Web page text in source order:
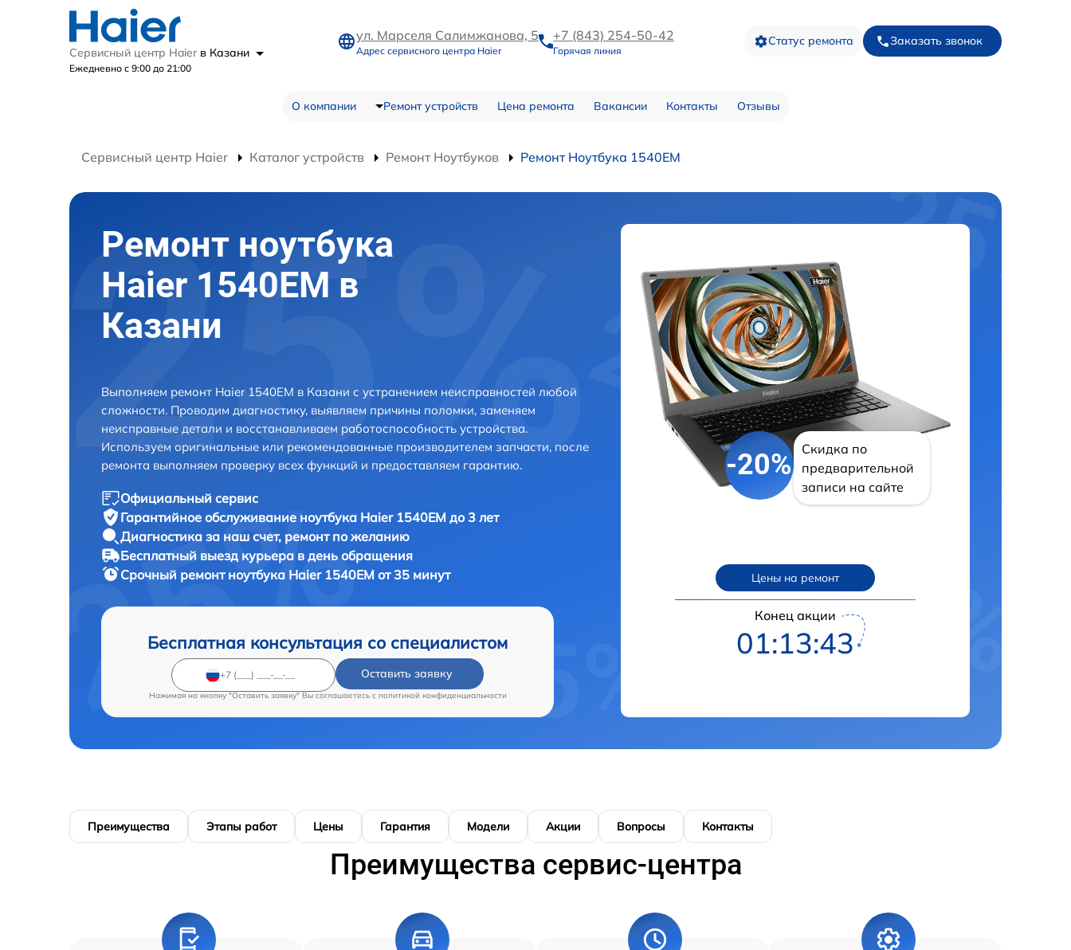
Сервисный центр Haier в Казани
Ежедневно с 9:00 до 21:00
ул. Марселя Салимжанова, 5
Адрес сервисного центра Haier
+7 (843) 254-50-42
Горячая линия
Статус ремонта Заказать звонок
О компании Ремонт устройств Цена ремонта Вакансии Контакты Отзывы
Сервисный центр Haier Каталог устройств Ремонт Ноутбуков Ремонт Ноутбука 1540EM
Ремонт ноутбука
Haier 1540EM в
Казани
Выполняем ремонт Haier 1540EM в Казани с устранением неисправностей любой
сложности. Проводим диагностику, выявляем причины поломки, заменяем
неисправные детали и восстанавливаем работоспособность устройства.
Используем оригинальные или рекомендованные производителем запчасти, после
ремонта выполняем проверку всех функций и предоставляем гарантию.
Официальный сервис
Гарантийное обслуживание ноутбука Haier 1540EM до 3 лет
Диагностика за наш счет, ремонт по желанию
Бесплатный выезд курьера в день обращения
Срочный ремонт ноутбука Haier 1540EM от 35 минут
Бесплатная консультация со специалистом
Оставить заявку
Нажимая на кнопку "Оставить заявку" Вы соглашаетесь c политикой конфиденциальности
-20%
Скидка по
предварительной
записи на сайте
Цены на ремонт
Конец акции
01:13:42
Преимущества Этапы работ Цены Гарантия Модели Акции Вопросы Контакты
Преимущества сервис-центра